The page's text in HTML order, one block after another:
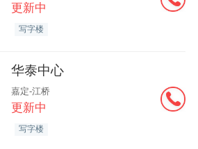
更新中
写字楼
华泰中心
嘉定-江桥
更新中
写字楼